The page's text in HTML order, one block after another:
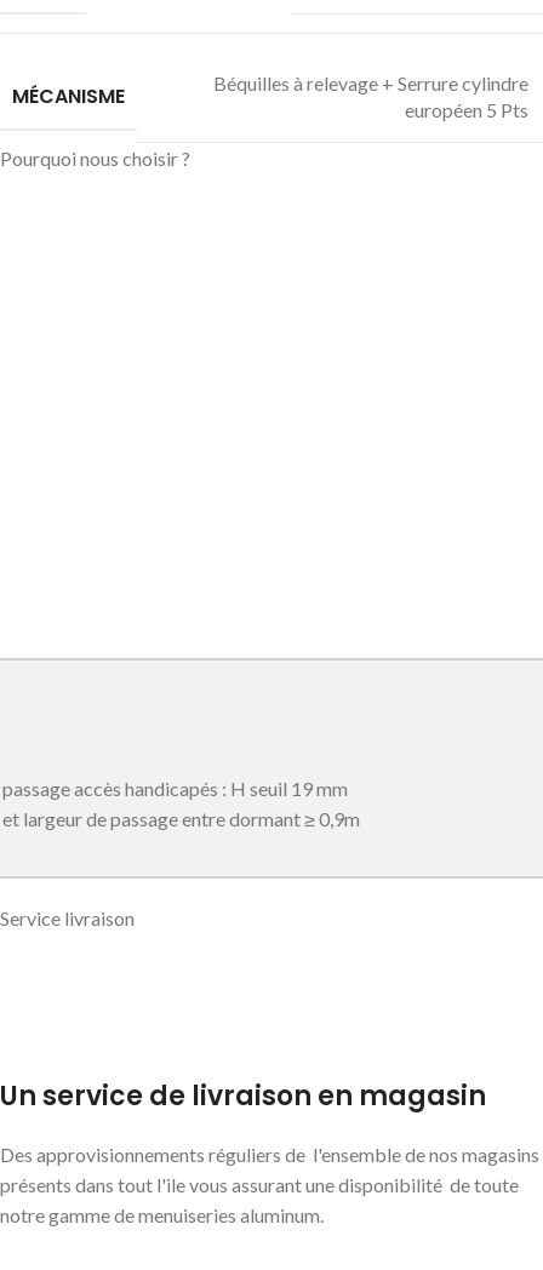
MÉCANISME
Béquilles à relevage + Serrure cylindre
européen 5 Pts
Pourquoi nous choisir ?
passage accès handicapés : H seuil 19 mm
et largeur de passage entre dormant ≥ 0,9m
Service livraison
Un service de livraison en magasin
Des approvisionnements réguliers de l'ensemble de nos magasins
présents dans tout l'ile vous assurant une disponibilité de toute
notre gamme de menuiseries aluminum.